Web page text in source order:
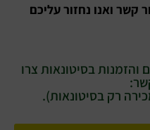
קשר ואנו נחזור עליכם
בסיטונאות צרו
רק בסיטונאות).